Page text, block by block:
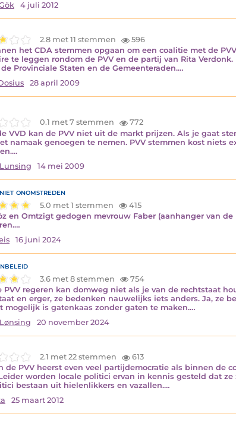
4 juli 2012
2.8 met 11 stemmen
596
het CDA stemmen opgaan om een coalitie met de
te leggen rondom de PVV en de partij van Rita
Provinciale Staten en de Gemeenteraden.…
28 april 2009
0.1 met 7 stemmen
772
VVD kan de PVV niet uit de markt prijzen. Als je gaat
namaak genoegen te nemen. PVV stemmen kost niets
14 mei 2009
onomstreden
5.0 met 1 stemmen
415
en Omtzigt gedogen mevrouw Faber (aanhanger van
16 juni 2024
3.6 met 8 stemmen
754
PVV regeren kan domweg niet als je van de rechtstaat
en erger, ze bedenken nauwelijks iets anders. Ja, ze
mogelijk is gatenkaas zonder gaten te maken.…
20 november 2024
2.1 met 22 stemmen
613
de PVV heerst even veel partijdemocratie als binnen de
worden locale politici ervan in kennis gesteld dat
bestaan uit hielenlikkers en vazallen.…
25 maart 2012